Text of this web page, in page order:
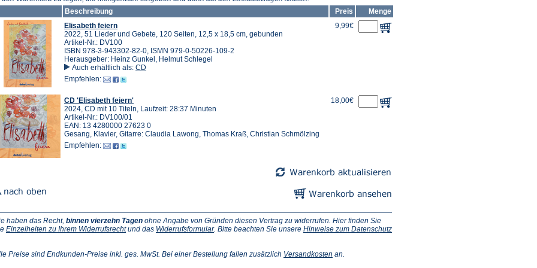
Beschreibung
Preis
Menge
Elisabeth feiern
2022, 51 Lieder und Gebete, 120 Seiten, 12,5 x 18,5 cm, gebunden
Artikel-Nr.: DV100
ISBN 978-3-943302-82-0, ISMN 979-0-50226-109-2
Herausgeber: Heinz Gunkel, Helmut Schlegel
Auch erhältlich als: CD
Empfehlen:
9,99€
CD 'Elisabeth feiern'
2024, CD mit 10 Titeln, Laufzeit: 28:37 Minuten
Artikel-Nr.: DV100/01
EAN: 13 4280000 27623 0
Gesang, Klavier, Gitarre: Claudia Lawong, Thomas Kraß, Christian Schmölzing
Empfehlen:
18,00€
haben das Recht, binnen vierzehn Tagen ohne Angabe von Gründen diesen Vertrag zu widerrufen. Hier finden Sie
Einzelheiten zu Ihrem Widerrufsrecht(Öffnet
neuen
und das Widerrufsformular(Öffnet
neuen
. Bitte beachten Sie unsere Hinweise zum Datenschutz
Preise sind Endkunden-Preise inkl. ges. MwSt. Bei einer Bestellung fallen zusätzlich Versandkosten (Öffnet
an.